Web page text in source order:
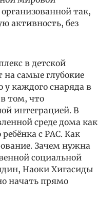
так,
активность, без
в детской
на самые глубокие
у каждого снаряда в
том, что
интеграцией. В
среде дома как
с РАС. Как
Зачем нужна
социальной
Наоки Хигасиды
начать прямо